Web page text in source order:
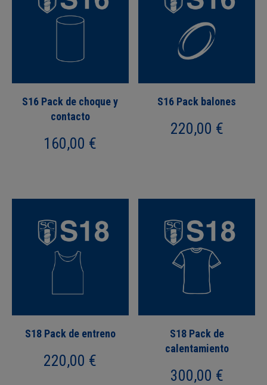
S16 Pack de choque y
contacto
160,00 €
S16 Pack balones
220,00 €
S18 Pack de entreno
220,00 €
S18 Pack de
calentamiento
300,00 €